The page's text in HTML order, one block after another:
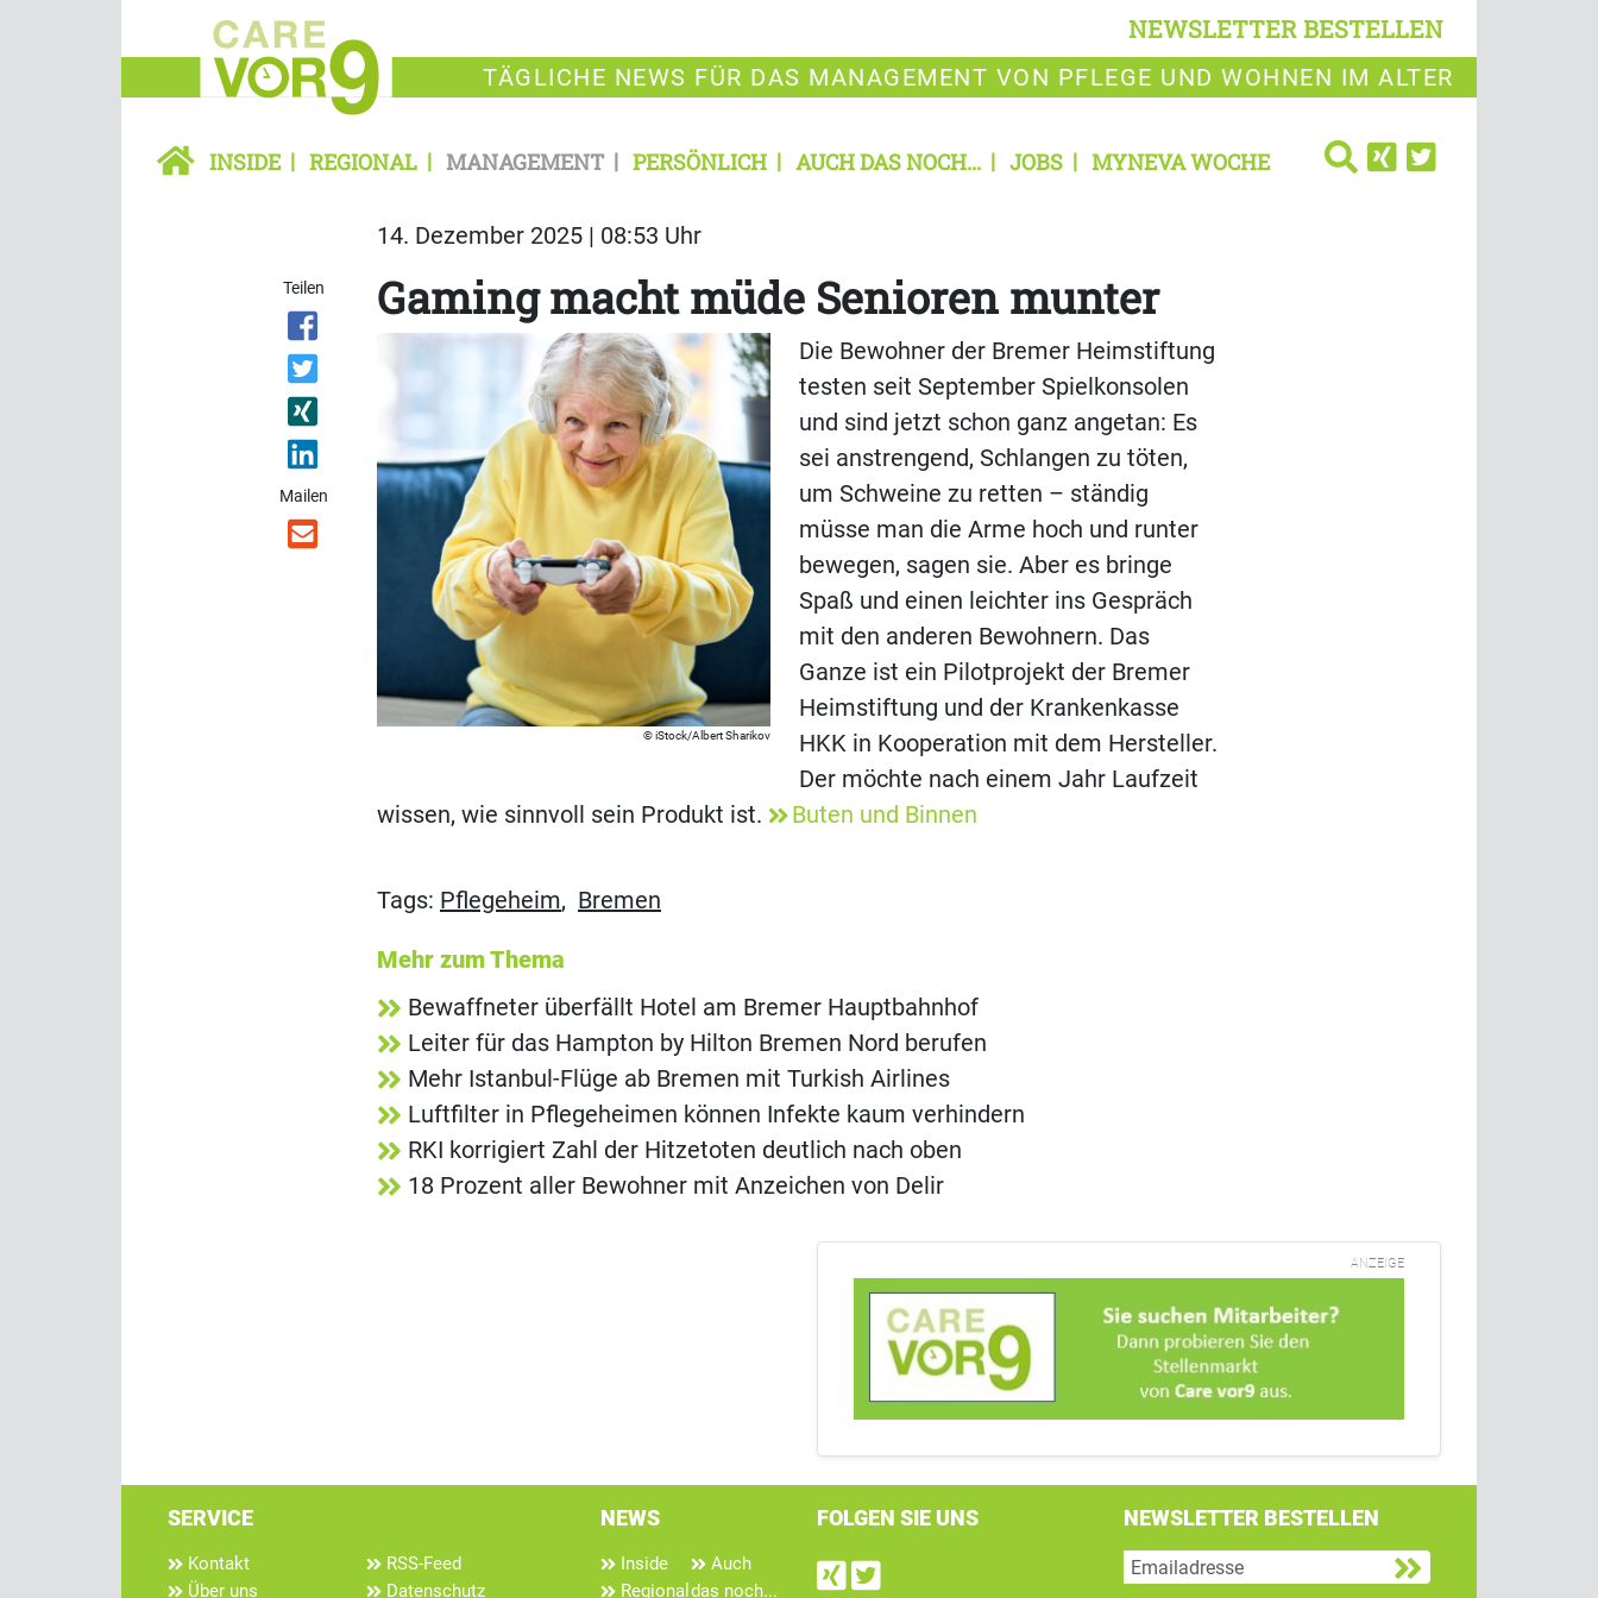
NEWSLETTER BESTELLEN
TÄGLICHE NEWS FÜR DAS MANAGEMENT VON PFLEGE UND WOHNEN IM ALTER
INSIDE REGIONAL MANAGEMENT PERSÖNLICH AUCH DAS NOCH... JOBS MYNEVA WOCHE
14. Dezember 2025 | 08:53 Uhr
Teilen
Mailen
Gaming macht müde Senioren munter
iStock/Albert Sharikov
Die Bewohner der Bremer Heimstiftung
testen seit September Spielkonsolen
und sind jetzt schon ganz angetan: Es
sei anstrengend, Schlangen zu töten,
um Schweine zu retten – ständig
müsse man die Arme hoch und runter
bewegen, sagen sie. Aber es bringe
Spaß und einen leichter ins Gespräch
mit den anderen Bewohnern. Das
Ganze ist ein Pilotprojekt der Bremer
Heimstiftung und der Krankenkasse
HKK in Kooperation mit dem Hersteller.
Der möchte nach einem Jahr Laufzeit
wissen, wie sinnvoll sein Produkt ist.
Buten und Binnen
Tags: Pflegeheim, Bremen
Mehr zum Thema
Bewaffneter überfällt Hotel am Bremer Hauptbahnhof
Leiter für das Hampton by Hilton Bremen Nord berufen
Mehr Istanbul-Flüge ab Bremen mit Turkish Airlines
Luftfilter in Pflegeheimen können Infekte kaum verhindern
RKI korrigiert Zahl der Hitzetoten deutlich nach oben
18 Prozent aller Bewohner mit Anzeichen von Delir
ANZEIGE
SERVICE
Kontakt
Über uns
RSS-Feed
Datenschutz
NEWS
Inside
Regional
Auch
das noch...
FOLGEN SIE UNS
Find us on Xing
Follow us on Twitter
NEWSLETTER BESTELLEN